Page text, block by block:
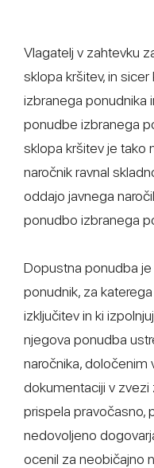
Vlagatelj v zahtevku
sklopa kršitev, in
izbranega ponudnika
ponudbe izbranega
sklopa kršitev je tako
naročnik ravnal
oddajo javnega
ponudbo izbranega
Dopustna ponudba
ponudnik, za
izključitev in ki
njegova ponudba
naročnika, določenim
dokumentaciji v zvezi
prispela pravočasno,
nedovoljeno
ocenil za neobičajno